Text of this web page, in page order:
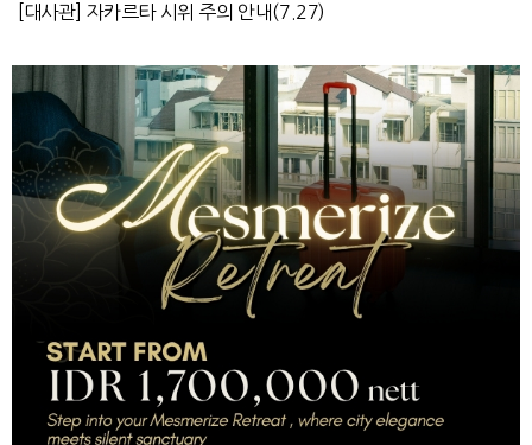
[대사관] 자카르타 시위 주의 안내(7.27)